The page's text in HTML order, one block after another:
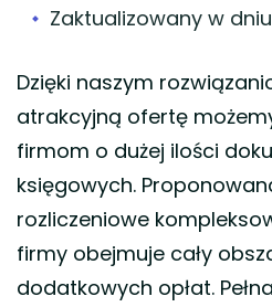
Zaktualizowany w dniu
Dzięki naszym
atrakcyjną ofertę
firmom o dużej ilości
księgowych.
rozliczeniowe
firmy obejmuje cały
dodatkowych opłat.